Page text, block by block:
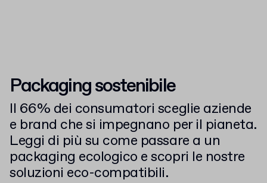
Packaging sostenibile
Il 66% dei consumatori sceglie aziende
e brand che si impegnano per il pianeta.
Leggi di più su come passare a un
packaging ecologico e scopri le nostre
soluzioni eco-compatibili.